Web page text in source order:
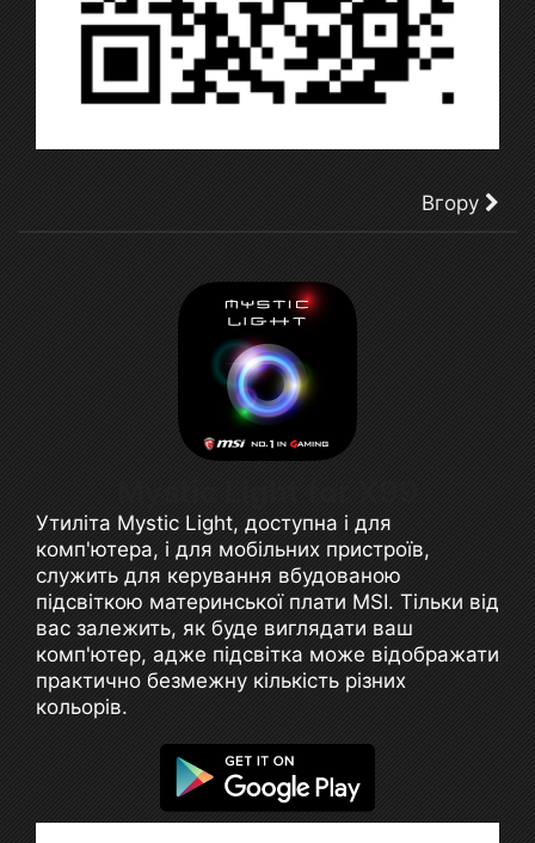
Вгору
Утиліта Mystic Light, доступна і для
комп'ютера, і для мобільних пристроїв,
служить для керування вбудованою
підсвіткою материнської плати MSI. Тільки від
вас залежить, як буде виглядати ваш
комп'ютер, адже підсвітка може відображати
практично безмежну кількість різних
кольорів.